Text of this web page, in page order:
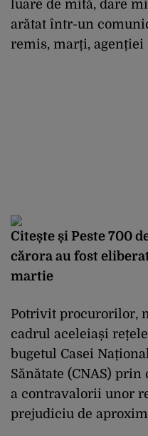
luare de mită, dare
arătat într-un
remis, marți, agenției
Citește și Peste 700
cărora au fost
martie
Potrivit procurorilor,
cadrul aceleiași
bugetul Casei
Sănătate (CNAS)
a contravalorii unor
prejudiciu de